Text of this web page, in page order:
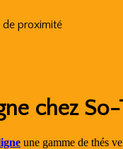
de proximité
chez
une gamme de thés